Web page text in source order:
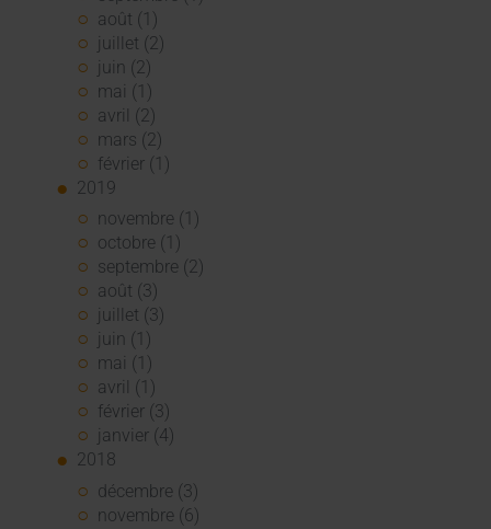
août (1)
juillet (2)
juin (2)
mai (1)
avril (2)
mars (2)
février (1)
2019
novembre (1)
octobre (1)
septembre (2)
août (3)
juillet (3)
juin (1)
mai (1)
avril (1)
février (3)
janvier (4)
2018
décembre (3)
novembre (6)